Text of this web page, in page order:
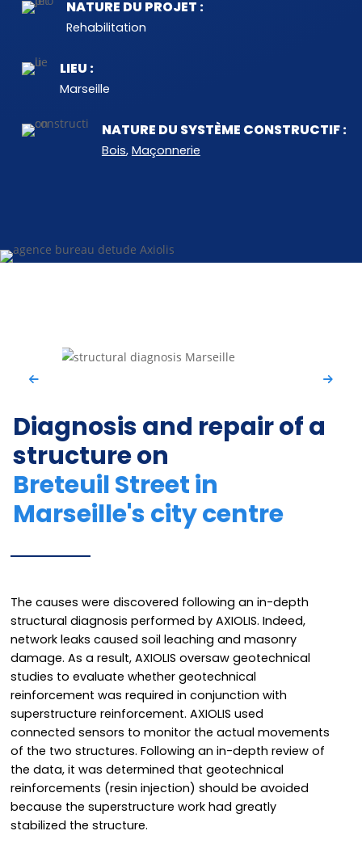
NATURE DU PROJET :
Rehabilitation
LIEU :
Marseille
NATURE DU SYSTÈME CONSTRUCTIF :
Bois, Maçonnerie
Diagnosis and repair of a
structure on
Breteuil Street in
Marseille's city centre
The causes were discovered following an in-depth
structural diagnosis performed by AXIOLIS. Indeed,
network leaks caused soil leaching and masonry
damage. As a result, AXIOLIS oversaw geotechnical
studies to evaluate whether geotechnical
reinforcement was required in conjunction with
superstructure reinforcement. AXIOLIS used
connected sensors to monitor the actual movements
of the two structures. Following an in-depth review of
the data, it was determined that geotechnical
reinforcements (resin injection) should be avoided
because the superstructure work had greatly
stabilized the structure.